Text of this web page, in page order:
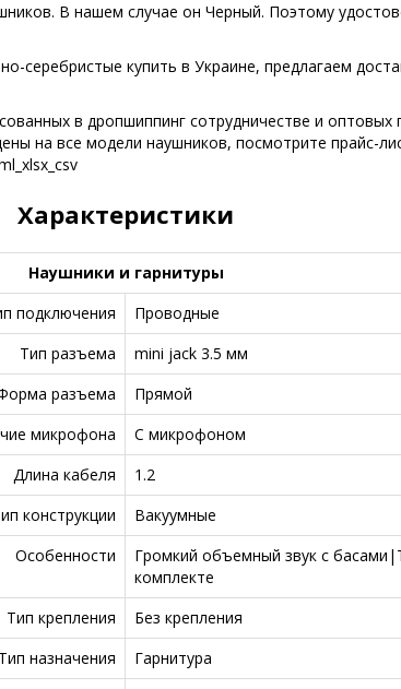
В нашем случае он Черный. Поэтому
купить в Украине, предлагаем
в дропшиппинг сотрудничестве и оптовых
на все модели наушников, посмотрите прайс-
Характеристики
Наушники и гарнитуры
подключения
Проводные
Тип разъема
mini jack 3.5 мм
разъема
Прямой
микрофона
С микрофоном
Длина кабеля
1.2
конструкции
Вакуумные
Особенности
Громкий объемный звук с
комплекте
Тип крепления
Без крепления
Тип назначения
Гарнитура